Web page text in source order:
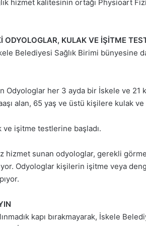
hizmet kalitesinin ortağı Physioart
ODYOLOGLAR, KULAK VE İŞİTME
Belediyesi Sağlık Birimi
her 3 ayda bir İskele ve 21
alan, 65 yaş ve üstü kişilere kulak
işitme testlerine başladı.
hizmet sunan odyologlar, gerekli
Odyologlar kişilerin işitme veya
kapı bırakmayarak, İskele
Gıynık
2025,
manşetleri
1 Aralık 2025
1 Aralık